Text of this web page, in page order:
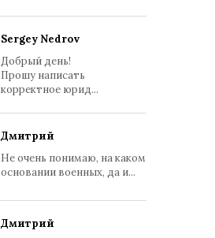
Sergey Nedrov
Добрый день!
Прошу написать
корректное юрид...
Дмитрий
Не очень понимаю, на каком
основании военных, да и...
Дмитрий